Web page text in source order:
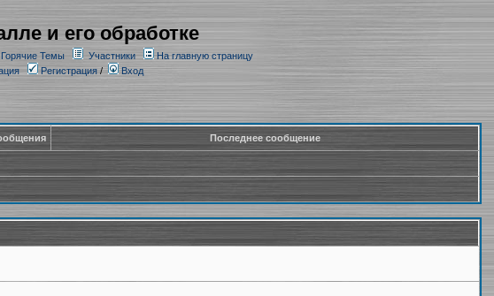
и его обработке
Горячие Темы Участники
На главную страницу
Регистрация/ Вход
Последнее сообщение